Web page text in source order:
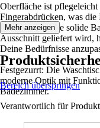
Oberfläche ist
Fingerabdrücken, was
cm bietet sie eine solide
Ausschnitt geliefert wird,
Deine Bedürfnisse
Festgezurrt: Die
moderne Optik mit
Badezimmer.
Mehr anzeigen
Bereich überspringen
Verantwortlich für